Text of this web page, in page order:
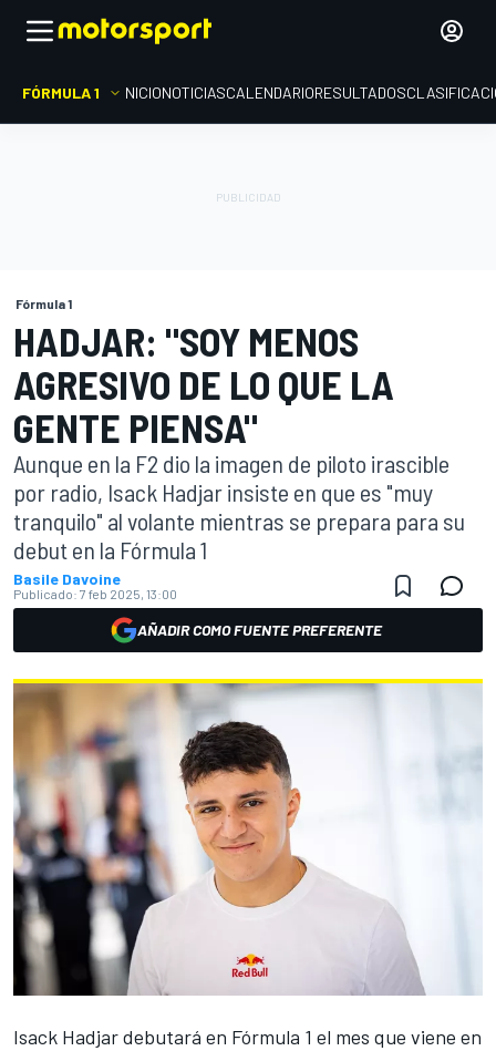
FÓRMULA 1 INICIONOTICIASCALENDARIORESULTADOS
Fórmula 1
HADJAR: "SOY MENOS
AGRESIVO DE LO QUE LA
GENTE PIENSA"
Aunque en la F2 dio la imagen de piloto irascible
por radio, Isack Hadjar insiste en que es "muy
tranquilo" al volante mientras se prepara para su
debut en la Fórmula 1
Basile Davoine
Publicado: 7 feb 2025, 13:00
AÑADIR COMO FUENTE PREFERENTE
Isack Hadjardebutará en Fórmula 1 el mes que viene en